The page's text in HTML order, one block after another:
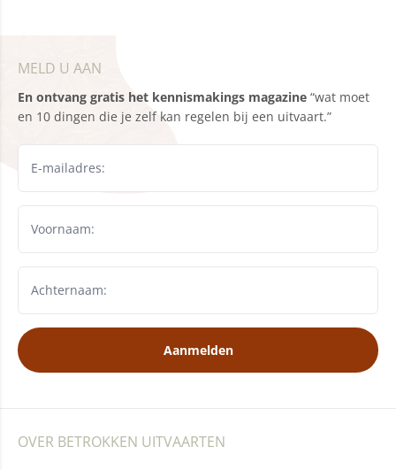
MELD U AAN
En ontvang gratis het kennismakings magazine “wat moet
en 10 dingen die je zelf kan regelen bij een uitvaart.”
Aanmelden
OVER BETROKKEN UITVAARTEN